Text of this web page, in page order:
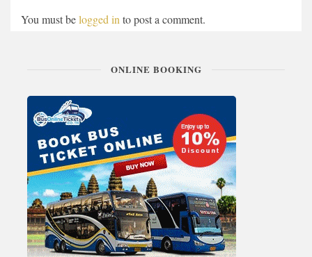
You must belogged in to post a comment.
ONLINE BOOKING